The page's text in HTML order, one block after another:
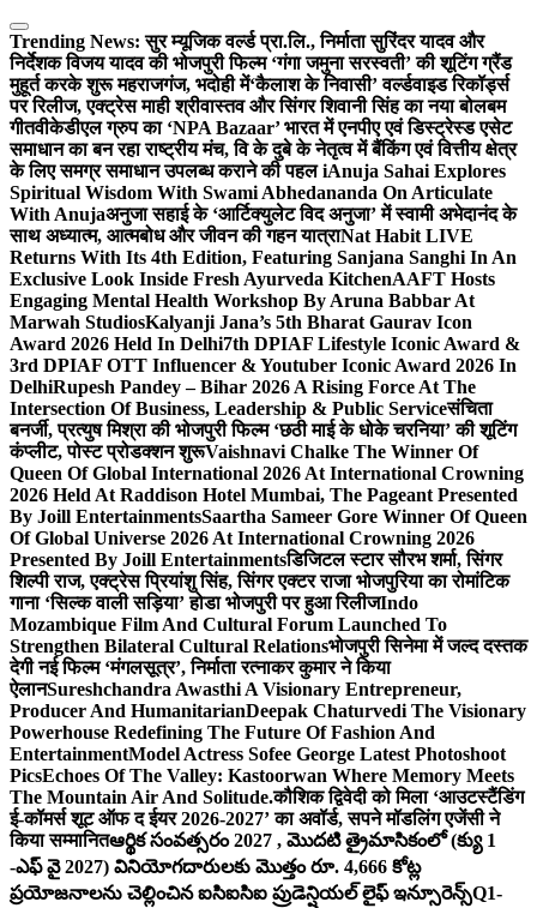
Skip
to
content
Trending News: सुर म्यूजिक वर्ल्ड प्रा.लि., निर्माता सुरिंदर यादव और
निर्देशक विजय यादव की भोजपुरी फिल्म ‘गंगा जमुना सरस्वती’ की शूटिंग ग्रैंड
मुहूर्त करके शुरू महराजगंज, भदोही में‘कैलाश के निवासी’ वर्ल्डवाइड रिकॉर्ड्स
पर रिलीज, एक्ट्रेस माही श्रीवास्तव और सिंगर शिवानी सिंह का नया बोलबम
गीतवीकेडीएल ग्रुप का ‘NPA Bazaar’ भारत में एनपीए एवं डिस्ट्रेस्ड एसेट
समाधान का बन रहा राष्ट्रीय मंच, वि के दुबे के नेतृत्व में बैंकिंग एवं वित्तीय क्षेत्र
के लिए समग्र समाधान उपलब्ध कराने की पहल iAnuja Sahai Explores
Spiritual Wisdom With Swami Abhedananda On Articulate
With Anujaअनुजा सहाई के ‘आर्टिक्युलेट विद अनुजा’ में स्वामी अभेदानंद के
साथ अध्यात्म, आत्मबोध और जीवन की गहन यात्राNat Habit LIVE
Returns With Its 4th Edition, Featuring Sanjana Sanghi In An
Exclusive Look Inside Fresh Ayurveda KitchenAAFT Hosts
Engaging Mental Health Workshop By Aruna Babbar At
Marwah StudiosKalyanji Jana’s 5th Bharat Gaurav Icon
Award 2026 Held In Delhi7th DPIAF Lifestyle Iconic Award &
3rd DPIAF OTT Influencer & Youtuber Iconic Award 2026 In
DelhiRupesh Pandey – Bihar 2026 A Rising Force At The
Intersection Of Business, Leadership & Public Serviceसंचिता
बनर्जी, प्रत्युष मिश्रा की भोजपुरी फिल्म ‘छठी माई के धोके चरनिया’ की शूटिंग
कंप्लीट, पोस्ट प्रोडक्शन शुरूVaishnavi Chalke The Winner Of
Queen Of Global International 2026 At International Crowning
2026 Held At Raddison Hotel Mumbai, The Pageant Presented
By Joill EntertainmentsSaartha Sameer Gore Winner Of Queen
Of Global Universe 2026 At International Crowning 2026
Presented By Joill Entertainmentsडिजिटल स्टार सौरभ शर्मा, सिंगर
शिल्पी राज, एक्ट्रेस प्रियांशु सिंह, सिंगर एक्टर राजा भोजपुरिया का रोमांटिक
गाना ‘सिल्क वाली सड़िया’ होडा भोजपुरी पर हुआ रिलीजIndo
Mozambique Film And Cultural Forum Launched To
Strengthen Bilateral Cultural Relationsभोजपुरी सिनेमा में जल्द दस्तक
देगी नई फिल्म ‘मंगलसूत्र’, निर्माता रत्नाकर कुमार ने किया
ऐलानSureshchandra Awasthi A Visionary Entrepreneur,
Producer And HumanitarianDeepak Chaturvedi The Visionary
Powerhouse Redefining The Future Of Fashion And
EntertainmentModel Actress Sofee George Latest Photoshoot
PicsEchoes Of The Valley: Kastoorwan Where Memory Meets
The Mountain Air And Solitude.कौशिक द्विवेदी को मिला ‘आउटस्टैंडिंग
ई-कॉमर्स शूट ऑफ द ईयर 2026-2027’ का अवॉर्ड, सपने मॉडलिंग एजेंसी ने
किया सम्मानितఆర్థిక సంవత్సరం 2027 , మొదటి త్రైమాసికంలో (క్యు 1
-ఎఫ్ వై 2027) వినియోగదారులకు మొత్తం రూ. 4,666 కోట్ల
ప్రయోజనాలను చెల్లించిన ఐసిఐసిఐ ప్రుడెన్షియల్ లైఫ్ ఇన్సూరెన్స్Q1-